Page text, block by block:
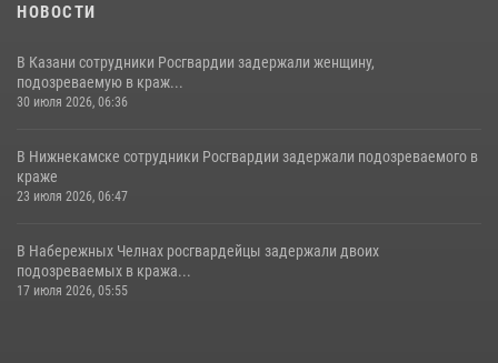
НОВОСТИ
В Казани сотрудники Росгвардии задержали женщину,
подозреваемую в краж...
30 июля 2026, 06:36
В Нижнекамске сотрудники Росгвардии задержали подозреваемого в
краже
23 июля 2026, 06:47
В Набережных Челнах росгвардейцы задержали двоих
подозреваемых в кража...
17 июля 2026, 05:55